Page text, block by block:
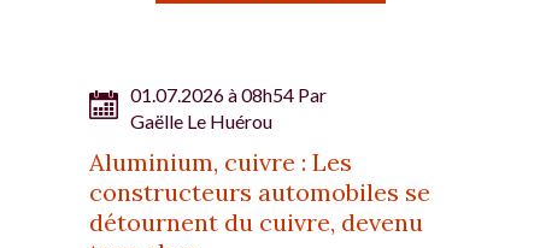
01.07.2026 à 08h54 Par
Gaëlle Le Huérou
Aluminium, cuivre : Les
constructeurs automobiles se
détournent du cuivre, devenu